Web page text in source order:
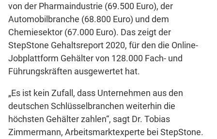
von der Pharmaindustrie (69.500 Euro), der
Automobilbranche (68.800 Euro) und dem
Chemiesektor (67.000 Euro). Das zeigt der
StepStone Gehaltsreport 2020, für den die Online-
Jobplattform Gehälter von 128.000 Fach- und
Führungskräften ausgewertet hat.
„Es ist kein Zufall, dass Unternehmen aus den
deutschen Schlüsselbranchen weiterhin die
höchsten Gehälter zahlen“, sagt Dr. Tobias
Zimmermann, Arbeitsmarktexperte bei StepStone.